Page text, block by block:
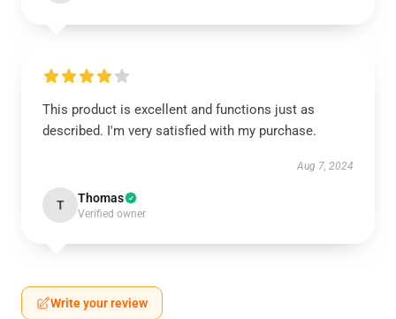
This product is excellent and functions just as
described. I'm very satisfied with my purchase.
Aug 7, 2024
T Thomas
Verified owner
Write your review